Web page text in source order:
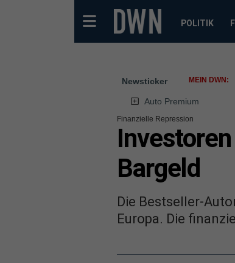
POLITIK
Newsticker MEIN DWN:
Auto Premium
Finanzielle Repression
Bargeld
Die Bestseller-
Europa. Die